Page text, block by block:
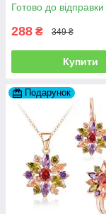
Готово до відправки
288 ₴ 349 ₴
Купити
Подарунок